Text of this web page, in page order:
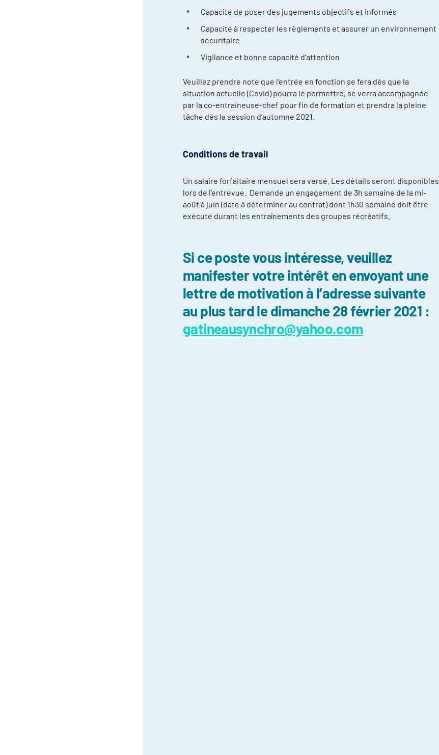
Capacité de poser des jugements objectifs et informés
Capacité à respecter les règlements et assurer un environnement
sécuritaire
Vigilance et bonne capacité d’attention
Veuillez prendre note que l’entrée en fonction se fera dès que la
situation actuelle (Covid) pourra le permettre, se verra accompagnée
par la co-entraineuse-chef pour fin de formation et prendra la pleine
tâche dès la session d’automne 2021.
Conditions de travail
Un salaire forfaitaire mensuel sera versé. Les détails seront disponibles
lors de l’entrevue. Demande un engagement de 3h semaine de la mi-
août à juin (date à déterminer au contrat) dont 1h30 semaine doit être
exécuté durant les entraînements des groupes récréatifs.
Si ce poste vous intéresse, veuillez
manifester votre intérêt en envoyant une
lettre de motivation à l’adresse suivante
au plus tard le dimanche 28 février 2021 :
gatineausynchro@yahoo.com